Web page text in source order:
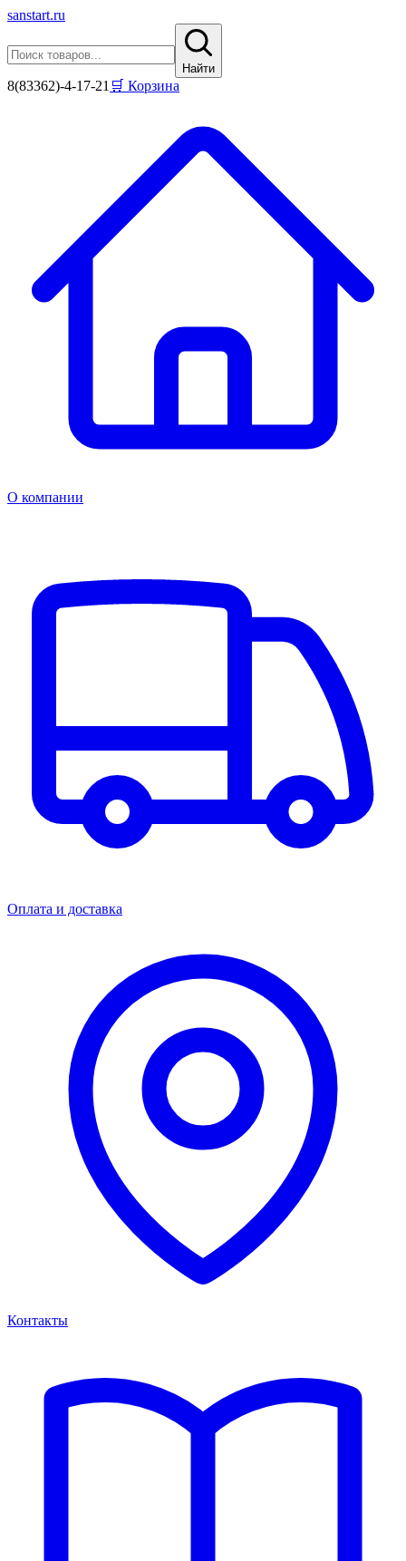
sanstart.ru
Найти
8(83362)-4-17-21 🛒 Корзина
О компании
Оплата и доставка
Контакты